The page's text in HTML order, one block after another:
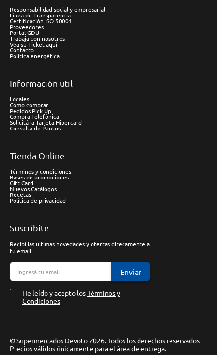
Responsabilidad social y empresarial
Línea de Transparencia
Certificación ISO 50001
Proveedores
Portal GDU
Trabaja con nosotros
Vea su Ticket aquí
Contacto
Política energética
Información útil
Locales
Cómo comprar
Pedidos Pick Up
Compra Telefónica
Solicitá la Tarjeta Hipercard
Consulta de Puntos
Tienda Online
Términos y condiciones
Bases de promociones
Gift Card
Nuevos Catálogos
Recetas
Política de privacidad
Suscríbite
Recibí las ultimas novedades y ofertas direcamente a
tu email
Enviar
He leído y acepto losTérminos y
Condiciones
© Supermercados Devoto 2026. Todos los derechos reservados
Precios válidos únicamente para el área de entrega.